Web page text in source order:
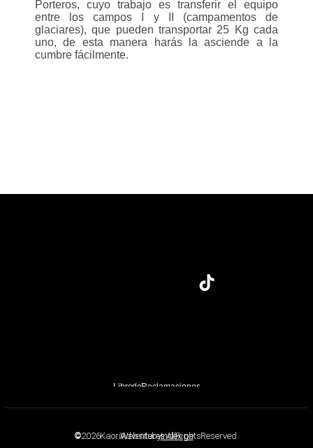
Porteros, cuyo trabajo es transferir el equipo
entre los campos I y II (campamentos de
glaciares), que pueden transportar 25 Kg cada
uno, de esta manera harás la asciende a la
cumbre fácilmente.
Libro de Reclamaciones
©2026 Kaori Adventures. All Rights Reserved.
Website byIndex.pe